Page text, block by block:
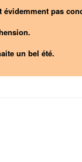
pas
un bel été.